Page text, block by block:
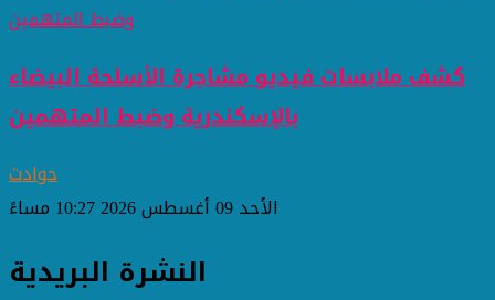
كشف ملابسات فيديو مشاجرة الأسلحة البيضاء
بالإسكندرية وضبط المتهمين
حوادث
الأحد 09 أغسطس 2026 10:27 مساءً
النشرة البريدية